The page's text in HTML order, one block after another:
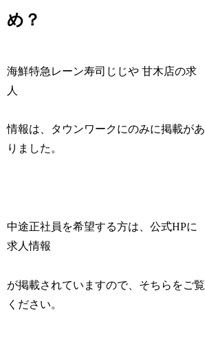
め？
海鮮特急レーン寿司じじや 甘木店の求
人
情報は、タウンワークにのみに掲載があ
りました。
中途正社員を希望する方は、公式HPに
求人情報
が掲載されていますので、そちらをご覧
ください。